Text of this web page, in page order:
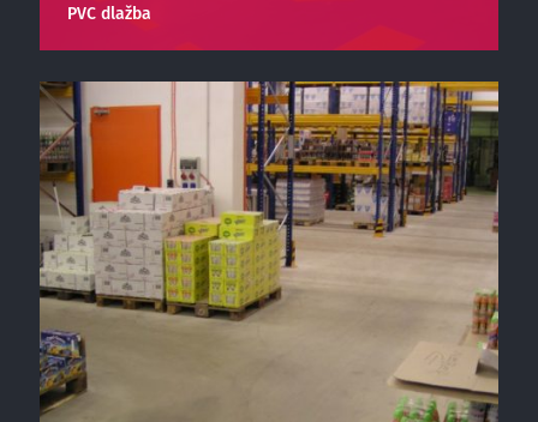
PVC dlažba